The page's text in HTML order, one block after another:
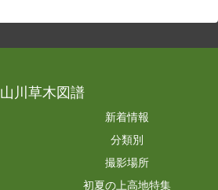
山川草木図譜
新着情報
分類別
撮影場所
初夏の上高地特集